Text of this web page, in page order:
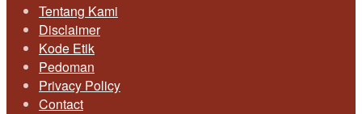
Tentang Kami
Disclaimer
Kode Etik
Pedoman
Privacy Policy
Contact